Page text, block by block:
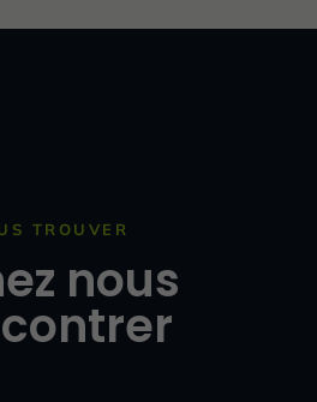
TROUVER
nous